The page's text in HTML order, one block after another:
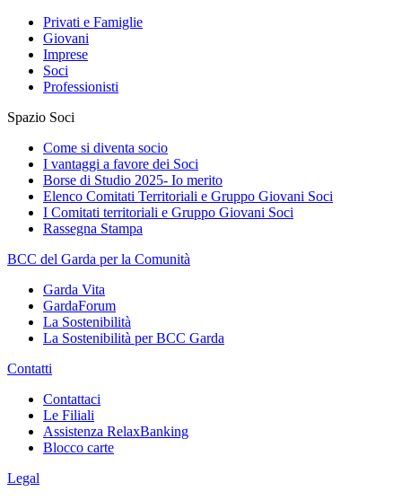
Privati e Famiglie
Giovani
Imprese
Soci
Professionisti
Spazio Soci
Come si diventa socio
I vantaggi a favore dei Soci
Borse di Studio 2025- Io merito
Elenco Comitati Territoriali e Gruppo Giovani Soci
I Comitati territoriali e Gruppo Giovani Soci
Rassegna Stampa
BCC del Garda per la Comunità
Garda Vita
GardaForum
La Sostenibilità
La Sostenibilità per BCC Garda
Contatti
Contattaci
Le Filiali
Assistenza RelaxBanking
Blocco carte
Legal